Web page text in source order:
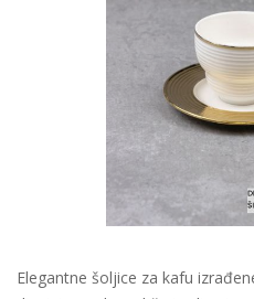
Elegantne šoljice za kafu